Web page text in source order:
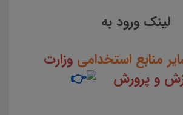
لینک ورود به
منابع استخدامیوزارت
و پرورش